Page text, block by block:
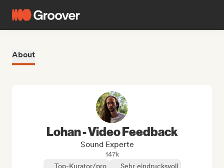
About
Lohan - Video Feedback
Sound Experte
147k
Top-Kurator/pro
Sehr eindrucksvoll